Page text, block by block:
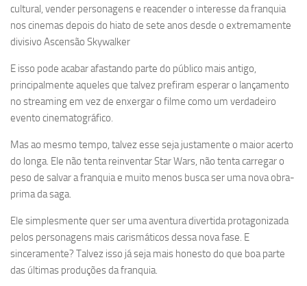
cultural, vender personagens e reacender o interesse da franquia
nos cinemas depois do hiato de sete anos desde o extremamente
divisivo Ascensão Skywalker
E isso pode acabar afastando parte do público mais antigo,
principalmente aqueles que talvez prefiram esperar o lançamento
no streaming em vez de enxergar o filme como um verdadeiro
evento cinematográfico.
Mas ao mesmo tempo, talvez esse seja justamente o maior acerto
do longa. Ele não tenta reinventar Star Wars, não tenta carregar o
peso de salvar a franquia e muito menos busca ser uma nova obra-
prima da saga.
Ele simplesmente quer ser uma aventura divertida protagonizada
pelos personagens mais carismáticos dessa nova fase. E
sinceramente? Talvez isso já seja mais honesto do que boa parte
das últimas produções da franquia.